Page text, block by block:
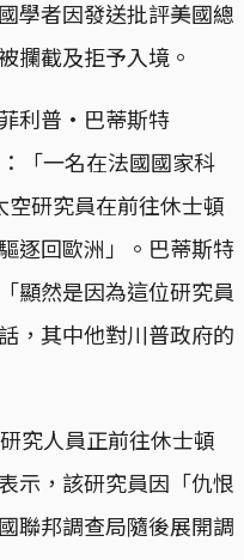
學者因發送批評美國總
攔截及拒予入境。
利普·巴蒂斯特
「一名在法國國家科
空研究員在前往休士頓
逐回歐洲」。巴蒂斯特
顯然是因為這位研究員
，其中他對川普政府的
究人員正前往休士頓
示，該研究員因「仇恨
聯邦調查局隨後展開調